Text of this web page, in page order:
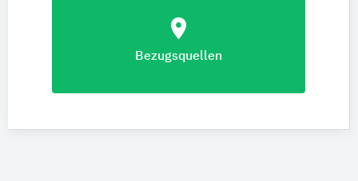
location_on
Bezugsquellen